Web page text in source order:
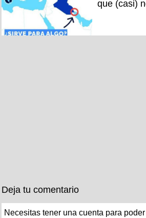
que (casi)
Deja tu comentario
Necesitas tener una cuenta para